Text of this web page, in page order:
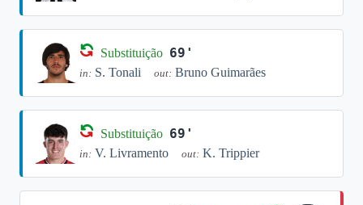
Substituição 69'
in: S. Tonali out: Bruno Guimarães
Substituição 69'
in: V. Livramento out: K. Trippier